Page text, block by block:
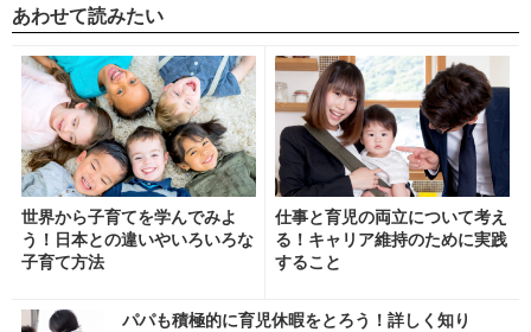
あわせて読みたい
世界から子育てを学んでみよ
う！日本との違いやいろいろな
子育て方法
仕事と育児の両立について考え
る！キャリア維持のために実践
すること
パパも積極的に育児休暇をとろう！詳しく知り